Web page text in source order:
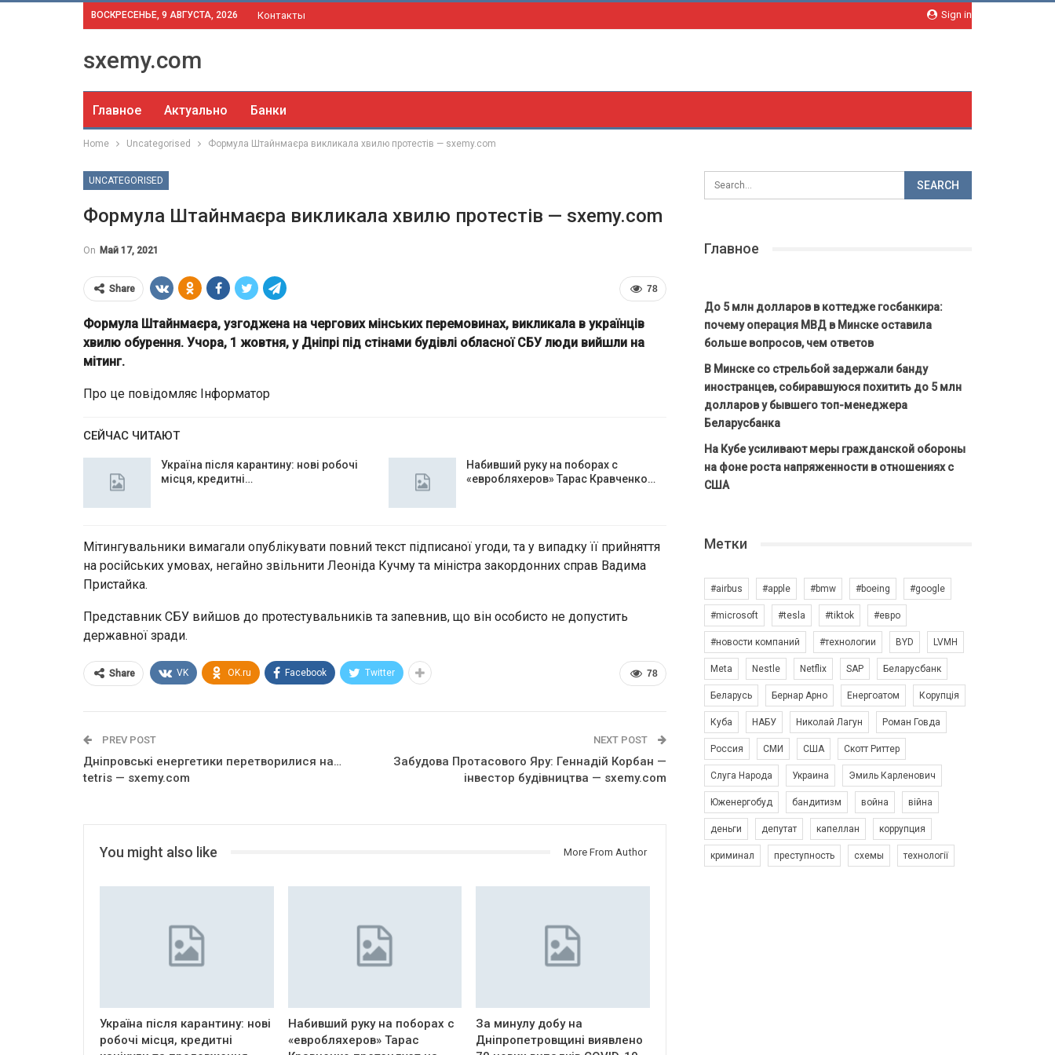
Sign in
ВОСКРЕСЕНЬЕ, 9 АВГУСТА, 2026 Контакты
sxemy.com
Главное Актуально Банки
Home Uncategorised Формула Штайнмаєра викликала хвилю протестів — sxemy.com
UNCATEGORISED
Формула Штайнмаєра викликала хвилю протестів — sxemy.com
On Май 17, 2021
78
Share
Формула Штайнмаєра, узгоджена на чергових мінських перемовинах, викликала в українців
хвилю обурення. Учора, 1 жовтня, у Дніпрі під стінами будівлі обласної СБУ люди вийшли на
мітинг.
Про це повідомляє Інформатор
СЕЙЧАС ЧИТАЮТ
Україна після карантину: нові робочі
місця, кредитні…
Набивший руку на поборах с
«евробляхеров» Тарас Кравченко…
Мітингувальники вимагали опублікувати повний текст підписаної угоди, та у випадку її прийняття
на російських умовах, негайно звільнити Леоніда Кучму та міністра закордонних справ Вадима
Пристайка.
Представник СБУ вийшов до протестувальників та запевнив, що він особисто не допустить
державної зради.
78
Share VK OK.ru Facebook Twitter
PREV POST
Дніпровські енергетики перетворилися на…
tetris — sxemy.com
NEXT POST
Забудова Протасового Яру: Геннадій Корбан —
інвестор будівництва — sxemy.com
You might also like More From Author
Україна після карантину: нові
робочі місця, кредитні
Набивший руку на поборах с
«евробляхеров» Тарас
За минулу добу на
Дніпропетровщині виявлено
Главное
До 5 млн долларов в коттедже госбанкира:
почему операция МВД в Минске оставила
больше вопросов, чем ответов
В Минске со стрельбой задержали банду
иностранцев, собиравшуюся похитить до 5 млн
долларов у бывшего топ-менеджера
Беларусбанка
На Кубе усиливают меры гражданской обороны
на фоне роста напряженности в отношениях с
США
Метки
#airbus #apple #bmw #boeing #google
#microsoft #tesla #tiktok #евро
#новости компаний #технологии BYD LVMH
Meta Nestle Netflix SAP Беларусбанк
Беларусь Бернар Арно Енергоатом Корупція
Куба НАБУ Николай Лагун Роман Говда
Россия СМИ США Скотт Риттер
Слуга Народа Украина Эмиль Карленович
Юженергобуд бандитизм война війна
деньги депутат капеллан коррупция
криминал преступность схемы технології